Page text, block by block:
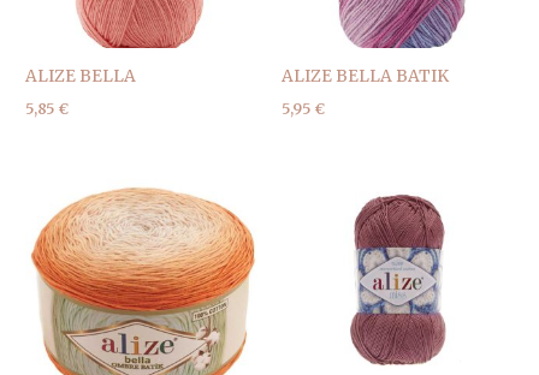
ALIZE BELLA
5,85 €
ALIZE BELLA BATIK
5,95 €